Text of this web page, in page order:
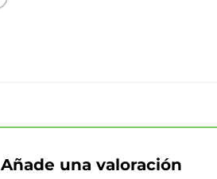
Añade una valoración